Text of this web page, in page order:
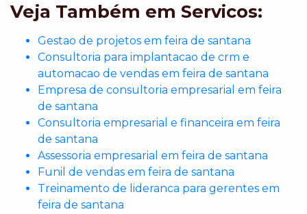
Veja Também em Servicos:
Gestao de projetos em feira de santana
Consultoria para implantacao de crm e
automacao de vendas em feira de santana
Empresa de consultoria empresarial em feira
de santana
Consultoria empresarial e financeira em feira
de santana
Assessoria empresarial em feira de santana
Funil de vendas em feira de santana
Treinamento de lideranca para gerentes em
feira de santana